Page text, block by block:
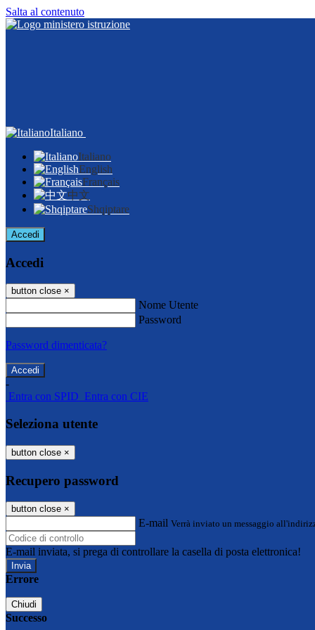
Salta al contenuto
Italiano
Italiano
English
Français
中文
Shqiptare
Accedi
Accedi
button close ×
Nome Utente
Password
Password dimenticata?
-
Entra con SPID Entra con CIE
Seleziona utente
button close ×
Recupero password
button close ×
E-mail Verrà inviato un messaggio
E-mail inviata, si prega di controllare la casella di posta elettronica!
Errore
Chiudi
Successo